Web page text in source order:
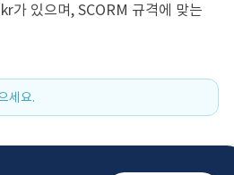
있으며, SCORM 규격에 맞는
세요.